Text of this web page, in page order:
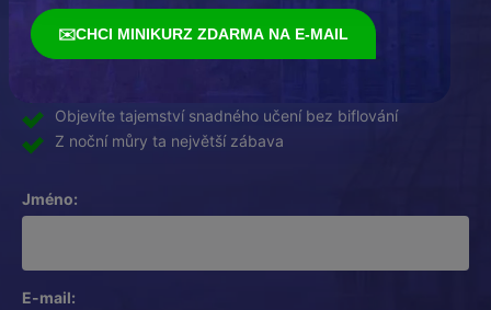
Nebaví vás se učit slovíčka opakováním?
NEMUSÍTE
Objevíte tajemství snadného učení bez biflování
Z noční můry ta největší zábava
Jméno:
E-mail:
✉️CHCI MINIKURZ ZDARMA NA E-MAIL